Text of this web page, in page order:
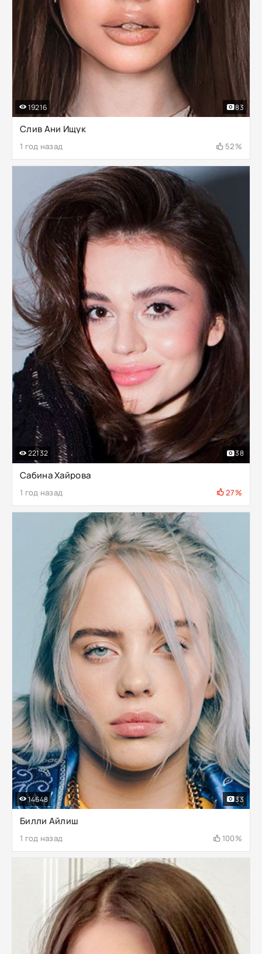
Слив Ани Ищук
1 год назад 52%
19216 83
Сабина Хайрова
1 год назад 27%
22132 38
Билли Айлиш
1 год назад 100%
14648 33